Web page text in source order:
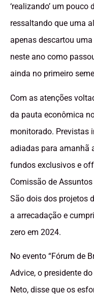
‘realizando’ um pouco
ressaltando que uma
apenas descartou
neste ano como
ainda no primeiro
Com as atenções
da pauta econômica
monitorado. Previstas
adiadas para amanhã
fundos exclusivos e
Comissão de
São dois dos projetos
a arrecadação e
zero em 2024.
No evento “Fórum de
Advice, o presidente
Neto, disse que os